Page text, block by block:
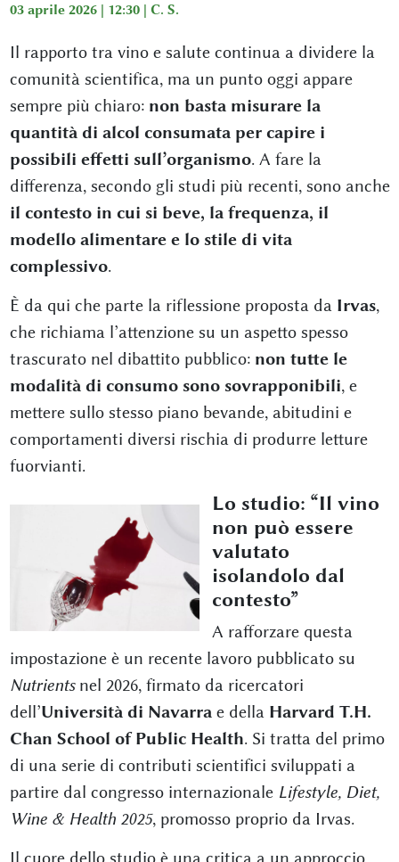
03 aprile 2026 | 12:30 | C. S.
Il rapporto tra vino e salute continua a dividere la
comunità scientifica, ma un punto oggi appare
sempre più chiaro: non basta misurare la
quantità di alcol consumata per capire i
possibili effetti sull’organismo. A fare la
differenza, secondo gli studi più recenti, sono anche
il contesto in cui si beve, la frequenza, il
modello alimentare e lo stile di vita
complessivo.
È da qui che parte la riflessione proposta da Irvas,
che richiama l’attenzione su un aspetto spesso
trascurato nel dibattito pubblico: non tutte le
modalità di consumo sono sovrapponibili, e
mettere sullo stesso piano bevande, abitudini e
comportamenti diversi rischia di produrre letture
fuorvianti.
Lo studio: “Il vino
non può essere
valutato
isolandolo dal
contesto”
A rafforzare questa
impostazione è un recente lavoro pubblicato su
Nutrientsnel 2026, firmato da ricercatori
dell’Università di Navarrae della Harvard T.H.
Chan School of Public Health. Si tratta del primo
di una serie di contributi scientifici sviluppati a
partire dal congresso internazionale Lifestyle, Diet,
Wine & Health 2025, promosso proprio da Irvas.
Il cuore dello studio è una critica a un approccio